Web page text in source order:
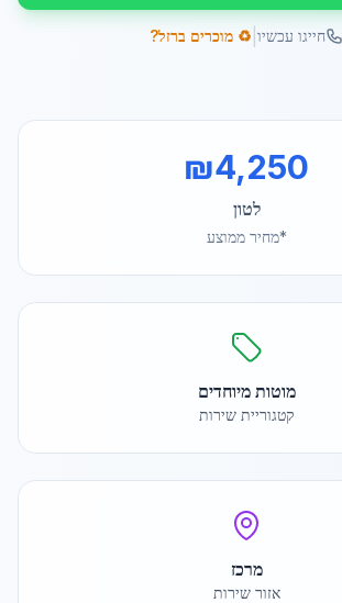
חייגו עכשיו ♻️ מוכרים ברזל?
₪4,250
לטון
*מחיר ממוצע
מוטות מיוחדים
קטגוריית שירות
מרכז
אזור שירות